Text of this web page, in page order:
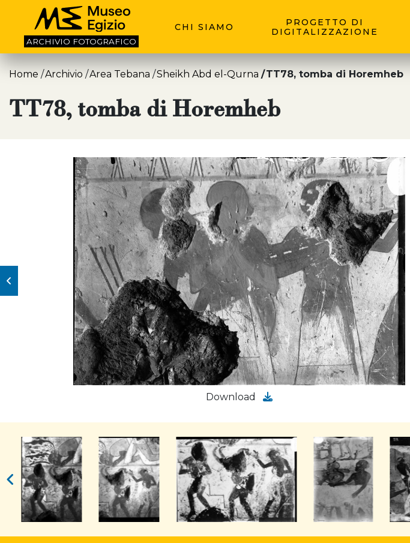
ARCHIVIO FOTOGRAFICO
CHI SIAMO
PROGETTO DI
DIGITALIZZAZIONE
Home Archivio Area Tebana Sheikh Abd el-Qurna TT78, tomba di Horemheb
TT78, tomba di Horemheb
Download